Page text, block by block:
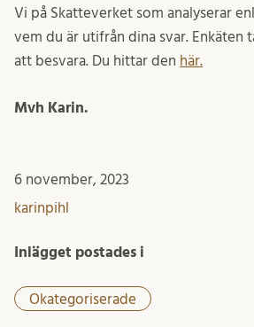
Vi på Skatteverket som analyserar
vem du är utifrån dina svar. Enkäten
att besvara. Du hittar den här.
Mvh Karin.
6 november, 2023
karinpihl
Inlägget postades i
Okategoriserade